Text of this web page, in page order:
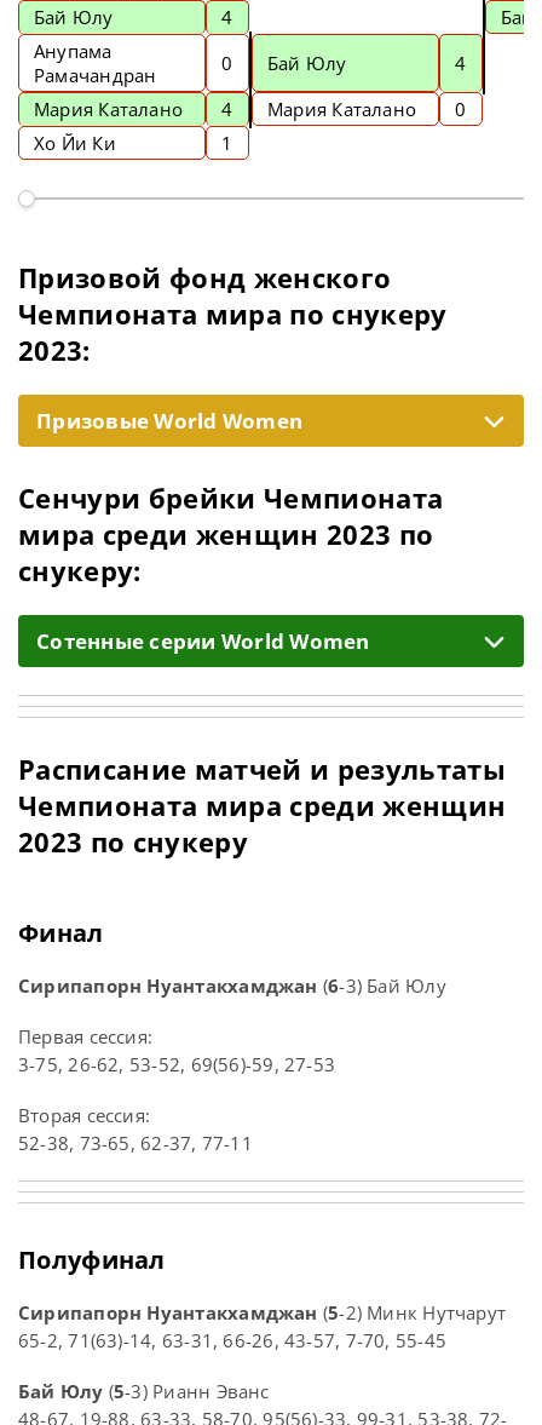
Бай Юлу
4
Анупама
Рамачандран
0 Бай Юлу
4
Мария Каталано
4 Мария Каталано
0
Хо Йи Ки
1
Призовой фонд женского
Чемпионата мира по снукеру
2023:
Призовые World Women
Сенчури брейки Чемпионата
мира среди женщин 2023 по
снукеру:
Cотенные серии World Women
Расписание матчей и результаты
Чемпионата мира среди женщин
2023 по снукеру
Финал
Сирипапорн Нуантакхамджан (6-3) Бай Юлу
Первая сессия:
3-75, 26-62, 53-52, 69(56)-59, 27-53
Вторая сессия:
52-38, 73-65, 62-37, 77-11
Полуфинал
Сирипапорн Нуантакхамджан (5-2) Минк Нутчарут
65-2, 71(63)-14, 63-31, 66-26, 43-57, 7-70, 55-45
Бай Юлу (5-3) Рианн Эванс
48-67, 19-88, 63-33, 58-70, 95(56)-33, 99-31, 53-38, 72-